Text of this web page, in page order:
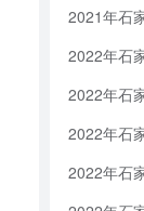
2021年石
2022年石
2022年石